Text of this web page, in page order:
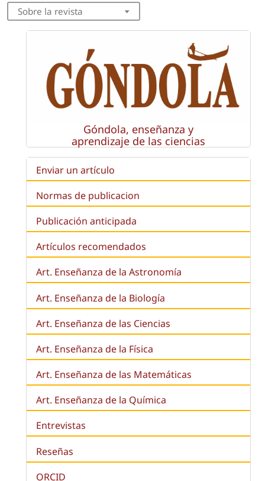
Sobre la revista
Góndola, enseñanza y
aprendizaje de las ciencias
Enviar un artículo
Normas de publicacion
Publicación anticipada
Artículos recomendados
Art. Enseñanza de la Astronomía
Art. Enseñanza de la Biología
Art. Enseñanza de las Ciencias
Art. Enseñanza de la Física
Art. Enseñanza de las Matemáticas
Art. Enseñanza de la Química
Entrevistas
Reseñas
ORCID